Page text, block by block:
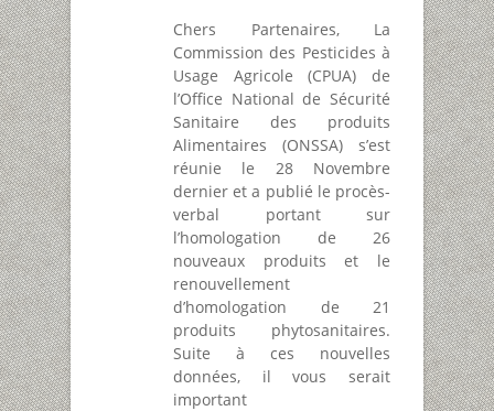
Chers Partenaires, La
Commission des Pesticides à
Usage Agricole (CPUA) de
l’Office National de Sécurité
Sanitaire des produits
Alimentaires (ONSSA) s’est
réunie le 28 Novembre
dernier et a publié le procès-
verbal portant sur
l’homologation de 26
nouveaux produits et le
renouvellement
d’homologation de 21
produits phytosanitaires.
Suite à ces nouvelles
données, il vous serait
important